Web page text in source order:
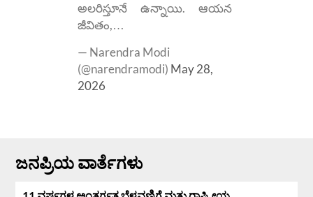
అలరిస్తూనే ఉన్నాయి. ఆయన
జీవితం,…
— Narendra Modi
(@narendramodi) May 28,
2026
ಜನಪ್ರಿಯ ವಾರ್ತೆಗಳು